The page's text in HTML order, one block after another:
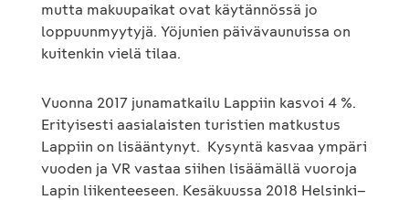
mutta makuupaikat ovat käytännössä jo
loppuunmyytyjä. Yöjunien päivävaunuissa on
kuitenkin vielä tilaa.
Vuonna 2017 junamatkailu Lappiin kasvoi 4 %.
Erityisesti aasialaisten turistien matkustus
Lappiin on lisääntynyt. Kysyntä kasvaa ympäri
vuoden ja VR vastaa siihen lisäämällä vuoroja
Lapin liikenteeseen. Kesäkuussa 2018 Helsinki–